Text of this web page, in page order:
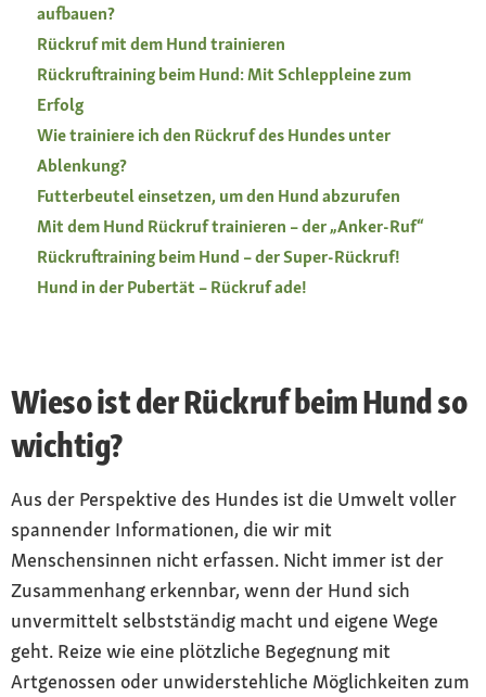
aufbauen?
Rückruf mit dem Hund trainieren
Rückruftraining beim Hund: Mit Schleppleine zum
Erfolg
Wie trainiere ich den Rückruf des Hundes unter
Ablenkung?
Futterbeutel einsetzen, um den Hund abzurufen
Mit dem Hund Rückruf trainieren – der „Anker-Ruf“
Rückruftraining beim Hund – der Super-Rückruf!
Hund in der Pubertät – Rückruf ade!
Wieso ist der Rückruf beim Hund so
wichtig?
Aus der Perspektive des Hundes ist die Umwelt voller
spannender Informationen, die wir mit
Menschensinnen nicht erfassen. Nicht immer ist der
Zusammenhang erkennbar, wenn der Hund sich
unvermittelt selbstständig macht und eigene Wege
geht. Reize wie eine plötzliche Begegnung mit
Artgenossen oder unwiderstehliche Möglichkeiten zum